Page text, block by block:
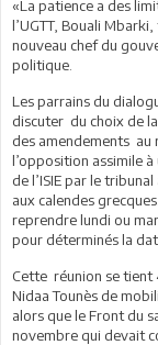
«La patience a des
l’UGTT, Bouali
nouveau chef du
politique.
Les parrains du
discuter du choix de
des amendements au
l’opposition assimile
de l’ISIE par le
aux calendes
reprendre lundi ou
pour déterminés la
Cette réunion se tient
Nidaa Tounès de
alors que le Front du
novembre qui devait